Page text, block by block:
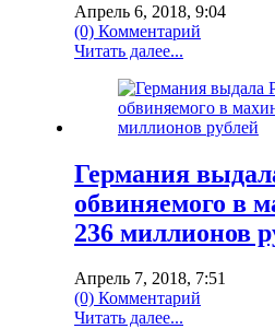
Апрель 6, 2018, 9:04
(0) Комментарий
Читать далее...
Германия
обвиняемого в
236 миллионов
Апрель 7, 2018, 7:51
(0) Комментарий
Читать далее...